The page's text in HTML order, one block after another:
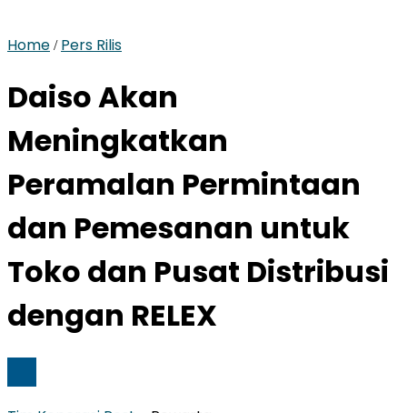
Home / Pers Rilis
Daiso Akan
Meningkatkan
Peramalan Permintaan
dan Pemesanan untuk
Toko dan Pusat Distribusi
dengan RELEX